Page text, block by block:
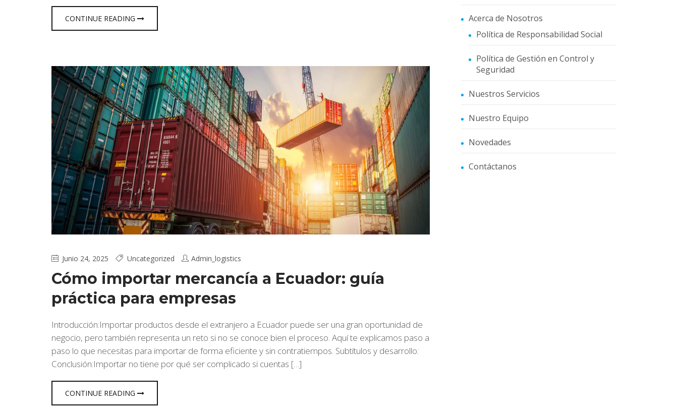
CONTINUE READING
Junio 24, 2025 Uncategorized Admin_logistics
Cómo importar mercancía a Ecuador: guía
práctica para empresas
Introducción:Importar productos desde el extranjero a Ecuador puede ser una gran oportunidad de
negocio, pero también representa un reto si no se conoce bien el proceso. Aquí te explicamos paso a
paso lo que necesitas para importar de forma eficiente y sin contratiempos. Subtítulos y desarrollo:
Conclusión:Importar no tiene por qué ser complicado si cuentas […]
CONTINUE READING
Acerca de Nosotros
Política de Responsabilidad Social
Política de Gestión en Control y
Seguridad
Nuestros Servicios
Nuestro Equipo
Novedades
Contáctanos